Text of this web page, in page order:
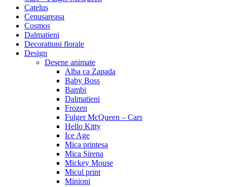
Catelus
Cenusareasa
Cosmos
Dalmatieni
Decoratiuni florale
Design
Desene animate
Alba ca Zapada
Baby Boss
Bambi
Dalmatieni
Frozen
Fulger McQueen – Cars
Hello Kitty
Ice Age
Mica printesa
Mica Sirena
Mickey Mouse
Micul print
Minioni